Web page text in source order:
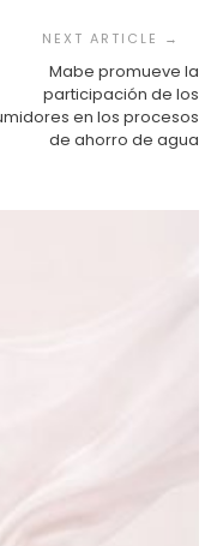
Mabe promueve la
participación de los
en los procesos
de ahorro de agua